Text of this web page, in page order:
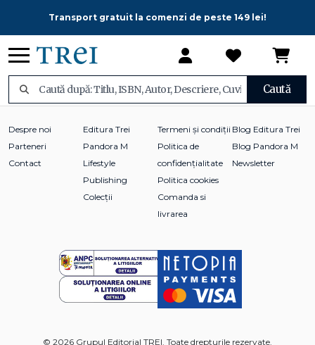
Transport gratuit la comenzi de peste 149 lei!
Caută
Despre noi
Parteneri
Contact
Editura Trei
Pandora M
Lifestyle
Publishing
Colecții
Termeni și condiții
Politica de
confidențialitate
Politica cookies
Comanda si
livrarea
Blog Editura Trei
Blog Pandora M
Newsletter
© 2026 Grupul Editorial TREI. Toate drepturile rezervate.